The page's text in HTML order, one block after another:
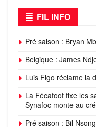
FIL INFO
Pré saison : Bryan
Belgique : James
Luis Figo réclame la
La Fécafoot fixe les
Synafoc monte au
Pré saison : Bil